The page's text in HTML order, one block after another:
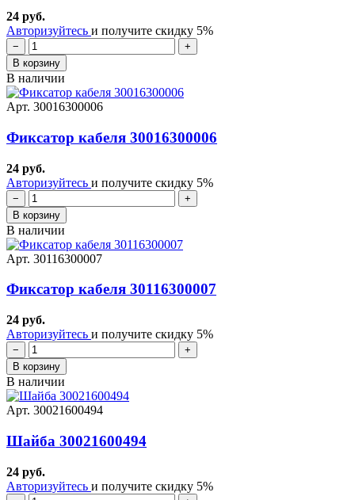
24 руб.
Авторизуйтесь и получите скидку 5%
−
+
В корзину
В наличии
Арт. 30016300006
Фиксатор кабеля 30016300006
24 руб.
Авторизуйтесь и получите скидку 5%
−
+
В корзину
В наличии
Арт. 30116300007
Фиксатор кабеля 30116300007
24 руб.
Авторизуйтесь и получите скидку 5%
−
+
В корзину
В наличии
Арт. 30021600494
Шайба 30021600494
24 руб.
Авторизуйтесь и получите скидку 5%